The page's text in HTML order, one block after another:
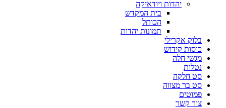
יהדות ויודאיקה
בית המקדש
הכותל
תמונות יהדות
בלוק אקרילי
כוסות קידוש
מגשי חלה
נטלות
סט חלקה
סט בר מצווה
פמוטים
צור קשר